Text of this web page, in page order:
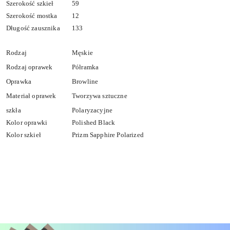
Szerokość szkieł
59
Szerokość mostka
12
Długość zausznika
133
Rodzaj
Męskie
Rodzaj oprawek
Półramka
Oprawka
Browline
Materiał oprawek
Tworzywa sztuczne
szkła
Polaryzacyjne
Kolor oprawki
Polished Black
Kolor szkieł
Prizm Sapphire Polarized